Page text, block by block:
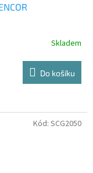
Skladem
Do košíku
Kód: SCG2050